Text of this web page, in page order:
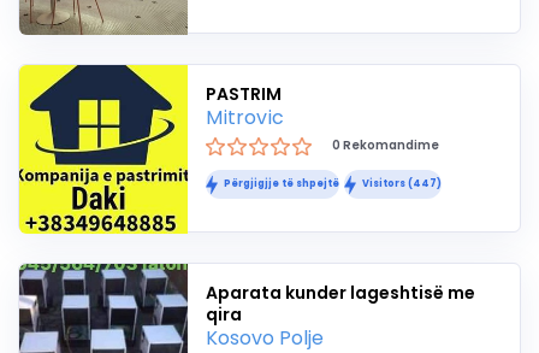
PASTRIM
Mitrovic
0 Rekomandime
Përgjigjje të shpejtë Visitors (447)
Aparata kunder lageshtisë me
qira
Kosovo Polje